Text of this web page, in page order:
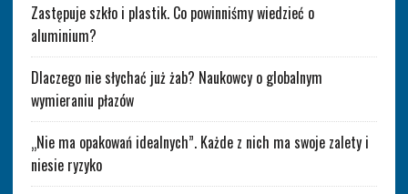
Zastępuje szkło i plastik. Co powinniśmy wiedzieć o
aluminium?
Dlaczego nie słychać już żab? Naukowcy o globalnym
wymieraniu płazów
„Nie ma opakowań idealnych”. Każde z nich ma swoje zalety i
niesie ryzyko